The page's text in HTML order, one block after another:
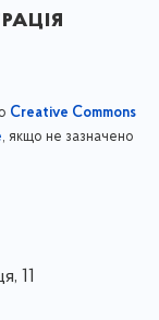
Creative Commons
, якщо не зазначено
11